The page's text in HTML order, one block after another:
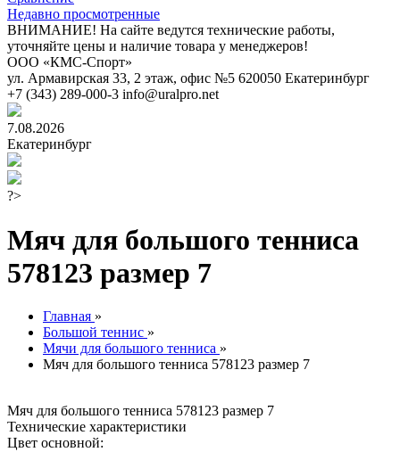
Недавно просмотренные
ВНИМАНИЕ! На сайте ведутся технические работы,
уточняйте цены и наличие товара у менеджеров!
ООО «КМС-Спорт»
ул. Армавирская 33, 2 этаж, офис №5 620050 Екатеринбург
+7 (343) 289-000-3 info@uralpro.net
7.08.2026
Екатеринбург
?>
Мяч для большого тенниса
578123 размер 7
Главная »
Большой теннис »
Мячи для большого тенниса »
Мяч для большого тенниса 578123 размер 7
Мяч для большого тенниса 578123 размер 7
Технические характеристики
Цвет основной: